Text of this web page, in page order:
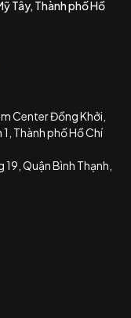
Tây, Thành phố Hồ
Center Đồng Khởi,
Thành phố Hồ Chí
Quận Bình Thạnh,